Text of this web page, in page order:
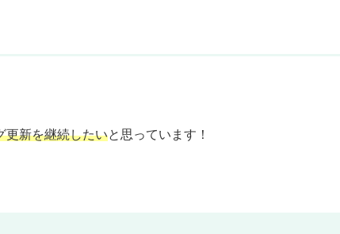
更新を継続したいと思っています！